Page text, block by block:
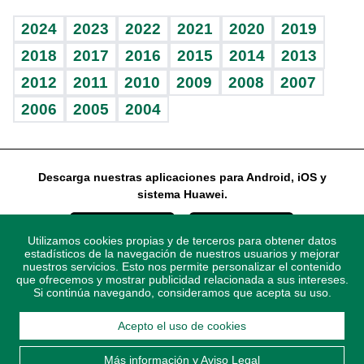
Vida y familia
Eñe
Celebrando la vida
Sin complejos
En pocas palabras
Escuchando al corazón
Economía Personal
Consulta Libre
BRV
TBT Deportivo
Más firmas
Guía del dinero
Horóscopos
2024 2023 2022 2021 2020
2019
2018
2017 2016 2015 2014
2013
2012
2011 2010 2009 2008
2007
2006
2005 2004
Descarga nuestras aplicaciones para Android, iOS y
sistema Huawei.
© 2021 Diario Libre, todos los derechos reservados.
Aviso Legal. Ponte enContactocon nosotros y
Utilizamos cookies propias y de terceros para obtener datos
estadísticos de la navegación de nuestros usuarios y mejorar
nuestros servicios. Esto nos permite personalizar el contenido
que ofrecemos y mostrar publicidad relacionada a sus intereses.
Si continúa navegando, consideramos que acepta su uso.
Acepto el uso de cookies
Más información y Aviso Legal